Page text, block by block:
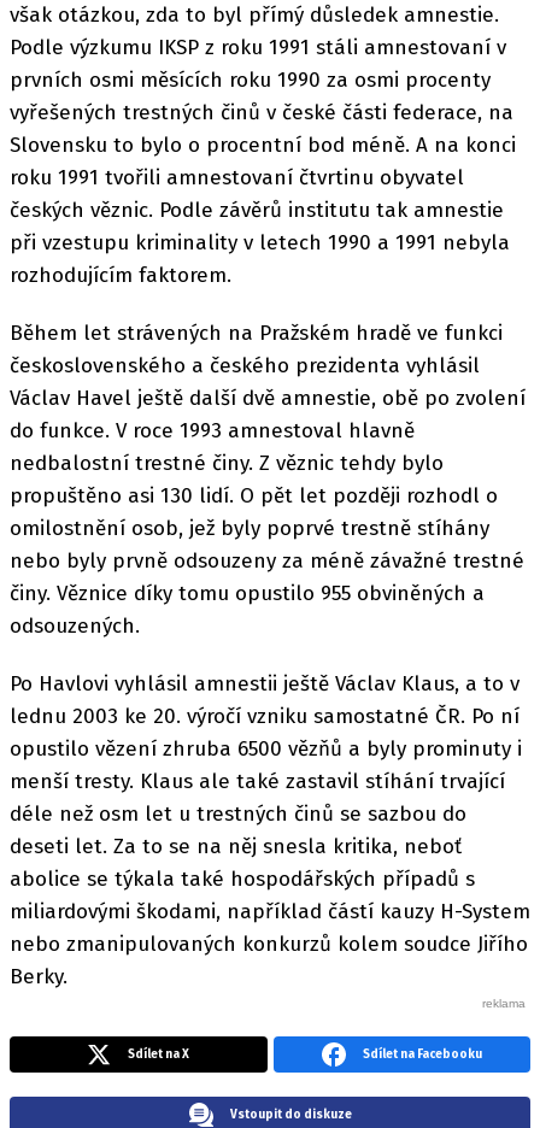
však otázkou, zda to byl přímý důsledek amnestie.
Podle výzkumu IKSP z roku 1991 stáli amnestovaní v
prvních osmi měsících roku 1990 za osmi procenty
vyřešených trestných činů v české části federace, na
Slovensku to bylo o procentní bod méně. A na konci
roku 1991 tvořili amnestovaní čtvrtinu obyvatel
českých věznic. Podle závěrů institutu tak amnestie
při vzestupu kriminality v letech 1990 a 1991 nebyla
rozhodujícím faktorem.
Během let strávených na Pražském hradě ve funkci
československého a českého prezidenta vyhlásil
Václav Havel ještě další dvě amnestie, obě po zvolení
do funkce. V roce 1993 amnestoval hlavně
nedbalostní trestné činy. Z věznic tehdy bylo
propuštěno asi 130 lidí. O pět let později rozhodl o
omilostnění osob, jež byly poprvé trestně stíhány
nebo byly prvně odsouzeny za méně závažné trestné
činy. Věznice díky tomu opustilo 955 obviněných a
odsouzených.
Po Havlovi vyhlásil amnestii ještě Václav Klaus, a to v
lednu 2003 ke 20. výročí vzniku samostatné ČR. Po ní
opustilo vězení zhruba 6500 vězňů a byly prominuty i
menší tresty. Klaus ale také zastavil stíhání trvající
déle než osm let u trestných činů se sazbou do
deseti let. Za to se na něj snesla kritika, neboť
abolice se týkala také hospodářských případů s
miliardovými škodami, například částí kauzy H-System
nebo zmanipulovaných konkurzů kolem soudce Jiřího
Berky.
Sdílet na X Sdílet na Facebooku
Vstoupit do diskuze